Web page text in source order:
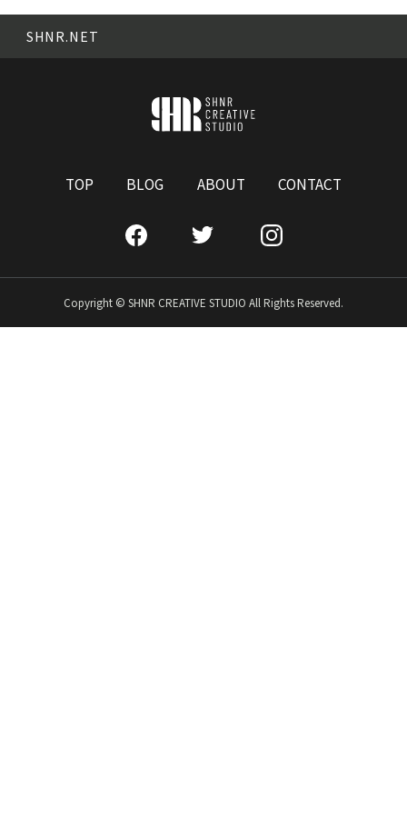
SHNR.NET
TOP BLOG ABOUT CONTACT
Copyright © SHNR CREATIVE STUDIO All Rights Reserved.